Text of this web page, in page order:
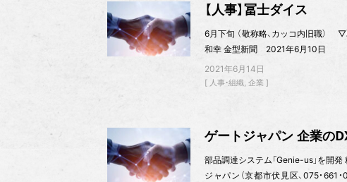
【人事】冨士ダイス
6月下旬 （敬称略、カッコ内旧職）
和幸 金型新聞 2021年6月10日
2021年6月14日
人事・組織 企業
ゲートジャパン 企業の
部品調達システム「Genie-us」を開
ジャパン（京都市伏見区、075・